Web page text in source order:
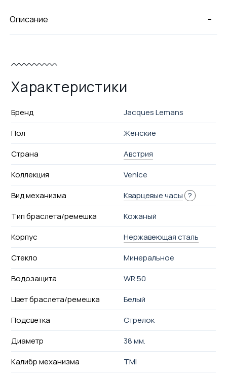
-
Описание
Характеристики
Бренд
Jacques Lemans
Пол
Женские
Страна
Австрия
Коллекция
Venice
Вид механизма
Кварцевые часы ?
Тип браслета/ремешка
Кожаный
Корпус
Нержавеющая сталь
Стекло
Минеральное
Водозащита
WR 50
Цвет браслета/ремешка
Белый
Подсветка
Стрелок
Диаметр
38 мм.
Калибр механизма
TMI